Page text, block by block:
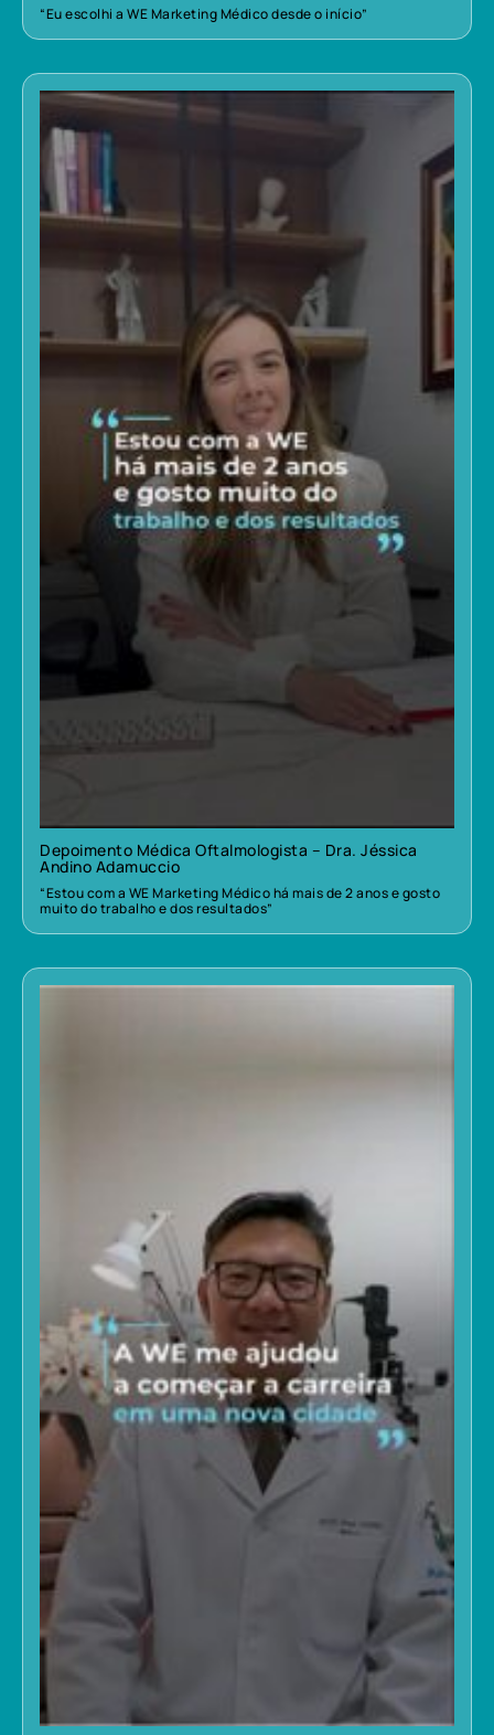
“Eu escolhi a WE Marketing Médico desde o início”
Depoimento Médica Oftalmologista – Dra. Jéssica
Andino Adamuccio
“Estou com a WE Marketing Médico há mais de 2 anos e gosto
muito do trabalho e dos resultados”